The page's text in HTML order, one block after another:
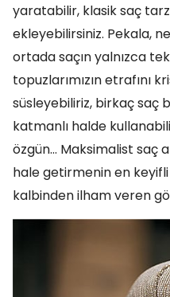
yaratabilir, klasik saç
ekleyebilirsiniz. Pekala,
ortada saçın yalnızca
topuzlarımızın etrafını
süsleyebiliriz, birkaç saç
katmanlı halde
özgün… Maksimalist saç
hale getirmenin en keyifli
kalbinden ilham veren